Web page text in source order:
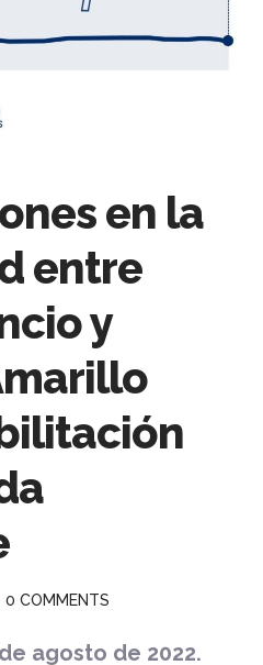
en la
entre
y
0 COMMENTS
agosto de 2022.